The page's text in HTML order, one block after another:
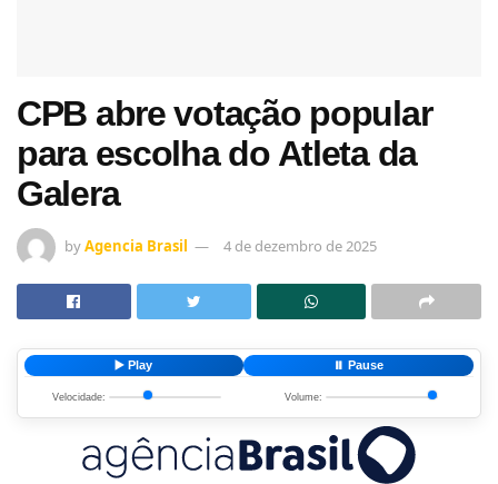
CPB abre votação popular
para escolha do Atleta da
Galera
byAgencia Brasil 4 de dezembro de 2025
▶️ Play ⏸️ Pause
Velocidade: Volume: